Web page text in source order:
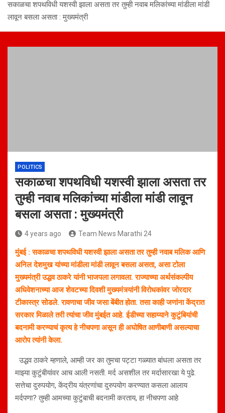
सकाळचा शपथविधी यशस्वी झाला असता तर तुम्ही नवाब मलिकांच्या मांडीला मांडी
लावून बसला असता : मुख्यमंत्री
POLITICS
सकाळचा शपथविधी यशस्वी झाला असता तर
तुम्ही नवाब मलिकांच्या मांडीला मांडी लावून
बसला असता : मुख्यमंत्री
4 years ago Team News Marathi 24
मुंबई : सकाळचा शपथविधी यशस्वी झाला असता तर तुम्ही नवाब मलिक आणि
अनिल देशमुख यांच्या मांडीला मांडी लावून बसला असता, असा टोला
मुख्यमंत्री उद्धव ठाकरे यांनी भाजपला लगावला. राज्याच्या अर्थसंकल्पीय
अधिवेशनाच्या आज शेवटच्या दिवशी मुख्यमंत्र्यांनी विरोधकांवर जोरदार
टीकास्त्र सोडले. रावणाचा जीव जसा बेंबीत होता. तसा काही जणांना केंद्रात
सरकार मिळाले तरी त्यांचा जीव मुंबईत आहे. ईडीच्या सहाय्याने कुटुंबियांची
बदनामी करण्याचं कृत्य हे नीचपणा असून ही अघोषित आणीबाणी असल्याचा
आरोप त्यांनी केला.
उद्धव ठाकरे म्हणाले, आम्ही जर का तुमचा पट्टा गळ्यात बांधला असता तर
माझ्या कुटुंबीयांवर आच आली नसती. मर्द असशील तर मर्दासारखा ये पुढे.
सत्तेचा दुरुपयोग, केंद्रीय यंत्रणांचा दुरुपयोग करण्यात कसला आलाय
मर्दपणा? तुम्ही आमच्या कुटुंबाची बदनामी करताय, हा नीचपणा आहे